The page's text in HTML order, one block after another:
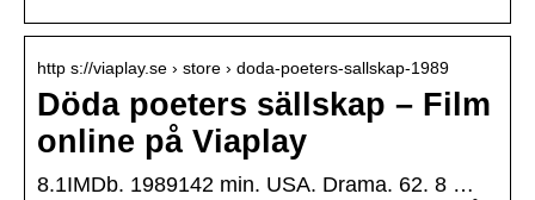
http s://viaplay.se › store › doda-poeters-sallskap-1989
Döda poeters sällskap – Film
online på Viaplay
8.1IMDb. 1989142 min. USA. Drama. 62. 8 …